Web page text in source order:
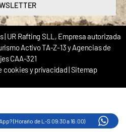
| UR Rafting SLL, Empresa autorizada
Activo TA-Z-13 y Agencias de
CAA-321
cookies y privacidad|Sitemap
(Horario de L-S 09:30 a 16:00)